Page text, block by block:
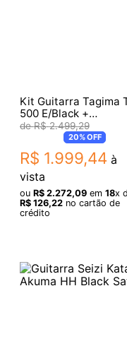
Kit Guitarra Tagima
500 E/Black +
Amplificador/
R$ 2.499,29
20%OFF
R$ 1.999,44 à
vista
ou R$ 2.272,09em 18x
R$ 126,22no cartão de
crédito